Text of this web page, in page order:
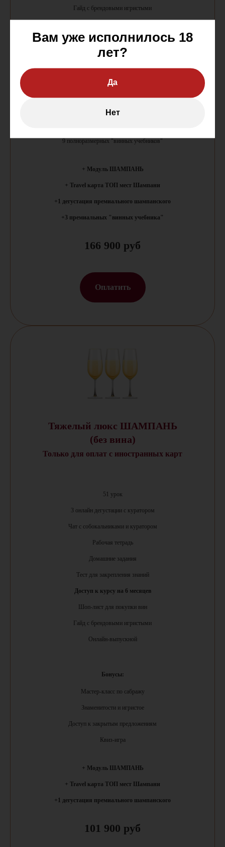
Вам уже исполнилось 18
лет?
Да
Нет
Гайд с брендовыми игристыми
Доступ к закрытым предложениям
9 полноразмерных "винных учебников"
+ Модуль ШАМПАНЬ
+ Travel карта ТОП мест Шампани
+1 дегустация премиального шампанского
+3 премиальных "винных учебника"
166 900 руб
Оплатить
Тяжелый люкс ШАМПАНЬ
(без вина)
Только для оплат с иностранных карт
51 урок
3 онлайн дегустации с куратором
Чат с собокальниками и куратором
Рабочая тетрадь
Домашние задания
Тест для закрепления знаний
Доступ к курсу на 6 месяцев
Шоп-лист для покупки вин
Гайд с брендовыми игристыми
Онлайн-выпускной
Бонусы:
Мастер-класс по сабражу
Знаменитости и игристое
Доступ к закрытым предложениям
Квиз-игра
+ Модуль ШАМПАНЬ
+ Travel карта ТОП мест Шампани
+1 дегустация премиального шампанского
101 900 руб
ТЕЛЕГРАМ
ДЗЕН
YOUTUBE
INSTAGRAM